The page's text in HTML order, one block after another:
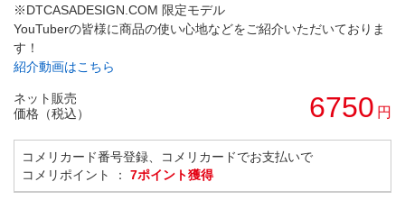
※DTCASADESIGN.COM 限定モデル
YouTuberの皆様に商品の使い心地などをご紹介いただいておりま
す！
紹介動画はこちら
ネット販売
価格（税込）
6750 円
コメリカード番号登録、コメリカードでお支払いで
コメリポイント ： 7ポイント獲得